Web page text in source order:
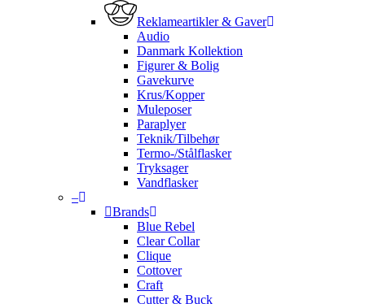
Reklameartikler & Gaver
Audio
Danmark Kollektion
Figurer & Bolig
Gavekurve
Krus/Kopper
Muleposer
Paraplyer
Teknik/Tilbehør
Termo-/Stålflasker
Tryksager
Vandflasker
–
Brands
Blue Rebel
Clear Collar
Clique
Cottover
Craft
Cutter & Buck